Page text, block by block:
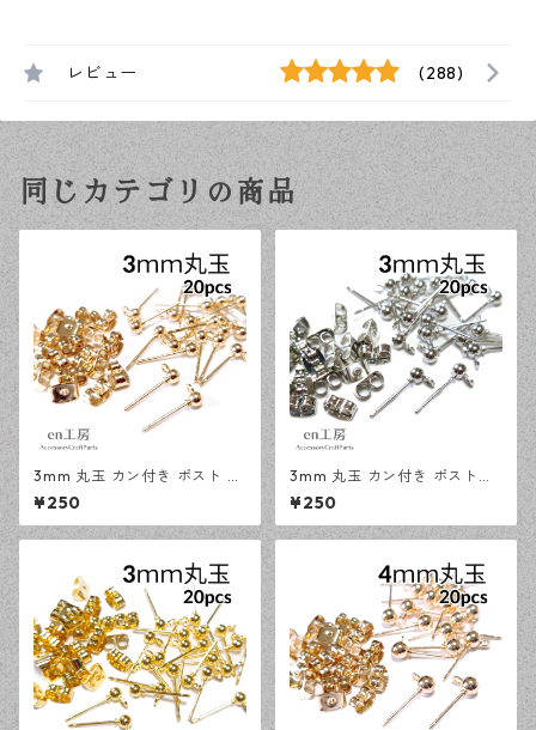
レビュー (288)
同じカテゴリの商品
3mm 丸玉 カン付き ポスト ピ
アス KCゴールド 20ピース 金
属キャッチ ピアスパーツ 【en
工房】
¥250
3mm 丸玉 カン付き ポストピ
アス シルバー 20ピース 金属
キャッチ ピアス 【en工房】
¥250